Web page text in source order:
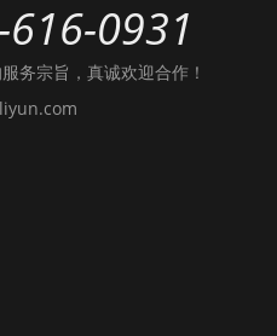
0931
务宗旨，真诚欢迎合作！